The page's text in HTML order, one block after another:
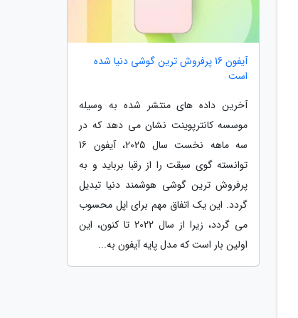
آیفون 16 پرفروش ترین گوشی دنیا شده
است
آخرین داده های منتشر شده به وسیله
موسسه کانترپوینت نشان می دهد که در
سه ماهه نخست سال 2025، آیفون 16
توانسته گوی سبقت را از رقبا برباید و به
پرفروش ترین گوشی هوشمند دنیا تبدیل
گردد. این یک اتفاق مهم برای اپل محسوب
می گردد، زیرا از سال 2022 تا کنون، این
اولین بار است که مدل پایه آیفون به...